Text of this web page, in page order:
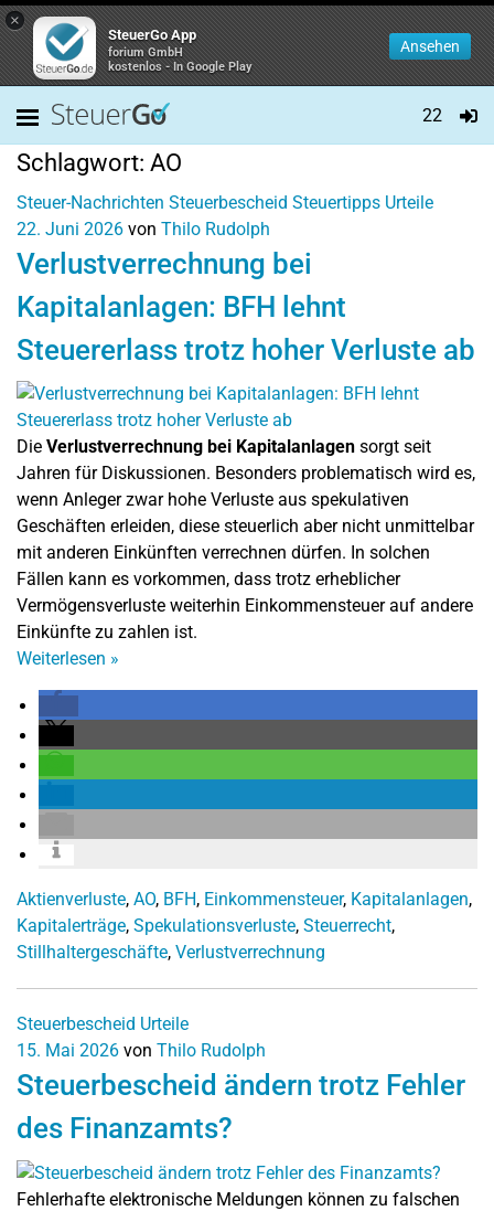
×
SteuerGo App
forium GmbH
kostenlos - In Google Play
Ansehen
22
Schlagwort: AO
Steuer-Nachrichten Steuerbescheid Steuertipps Urteile
22. Juni 2026 von Thilo Rudolph
Verlustverrechnung bei
Kapitalanlagen: BFH lehnt
Steuererlass trotz hoher Verluste ab
Die Verlustverrechnung bei Kapitalanlagen sorgt seit
Jahren für Diskussionen. Besonders problematisch wird es,
wenn Anleger zwar hohe Verluste aus spekulativen
Geschäften erleiden, diese steuerlich aber nicht unmittelbar
mit anderen Einkünften verrechnen dürfen. In solchen
Fällen kann es vorkommen, dass trotz erheblicher
Vermögensverluste weiterhin Einkommensteuer auf andere
Einkünfte zu zahlen ist.
Weiterlesen »
Aktienverluste, AO, BFH, Einkommensteuer, Kapitalanlagen,
Kapitalerträge, Spekulationsverluste, Steuerrecht,
Stillhaltergeschäfte, Verlustverrechnung
Steuerbescheid Urteile
15. Mai 2026 von Thilo Rudolph
Steuerbescheid ändern trotz Fehler
des Finanzamts?
Fehlerhafte elektronische Meldungen können zu falschen